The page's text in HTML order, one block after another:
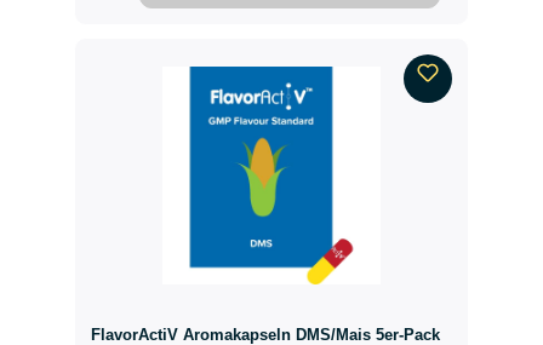
FlavorActiV Aromakapseln DMS/Mais 5er-Pack